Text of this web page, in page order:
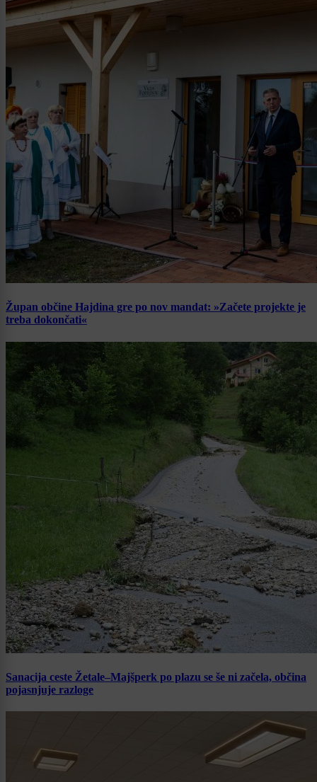
Župan občine Hajdina gre po nov mandat: »Začete projekte je
treba dokončati«
Sanacija ceste Žetale–Majšperk po plazu se še ni začela, občina
pojasnjuje razloge